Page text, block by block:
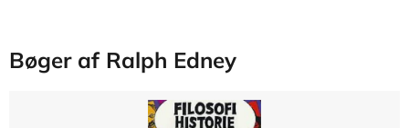
Bøger af Ralph Edney